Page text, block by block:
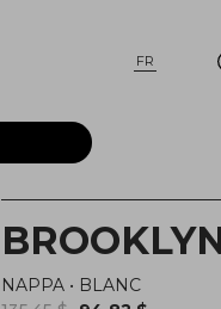
FR
NAPPA • BLANC